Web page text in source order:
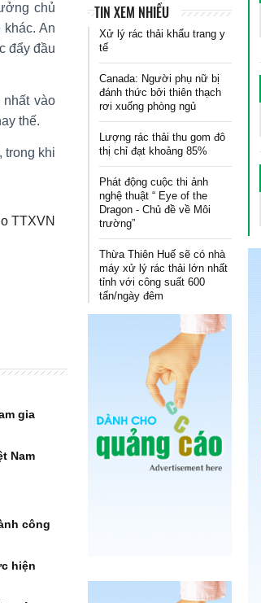
chủ
An
đẩy đầu
vào
thế.
trong khi
TTXVN
gia
Nam
công
hiện
TIN XEM NHIỀU
Xử lý rác thải khẩu trang y
tế
Canada: Người phụ nữ bị
đánh thức bởi thiên thạch
rơi xuống phòng ngủ
Lượng rác thải thu gom đô
thị chỉ đạt khoảng 85%
Phát động cuộc thi ảnh
nghệ thuật “ Eye of the
Dragon - Chủ đề về Môi
trường”
Thừa Thiên Huế sẽ có nhà
máy xử lý rác thải lớn nhất
tỉnh với công suất 600
tấn/ngày đêm